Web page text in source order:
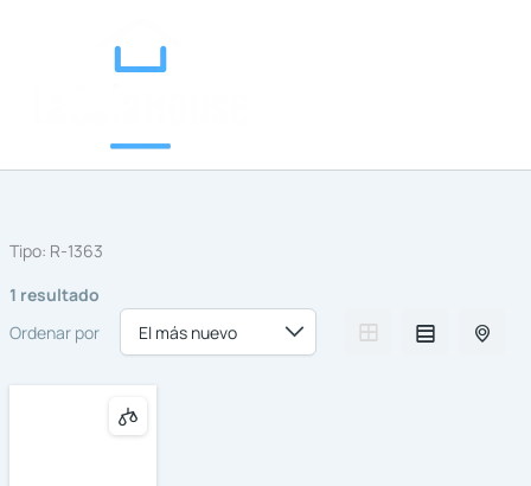
Tipo: R-1363
1 resultado
Ordenar por